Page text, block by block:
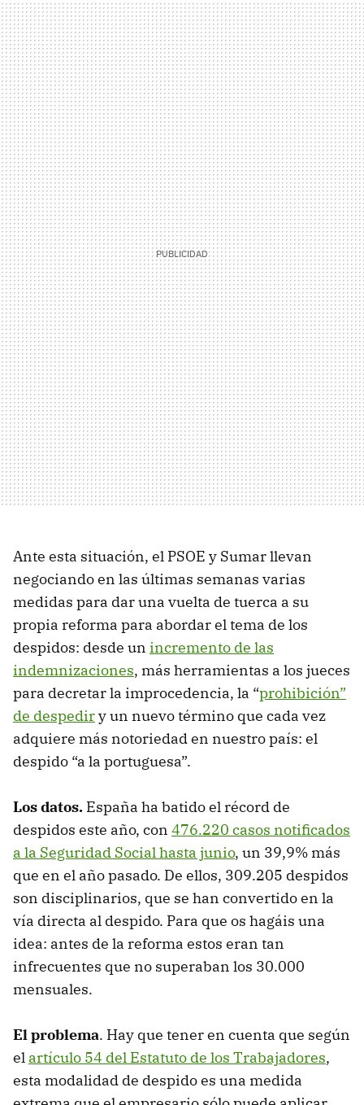
Ante esta situación, el PSOE y Sumar llevan
negociando en las últimas semanas varias
medidas para dar una vuelta de tuerca a su
propia reforma para abordar el tema de los
despidos: desde un incremento de las
indemnizaciones, más herramientas a los jueces
para decretar la improcedencia, la “prohibición”
de despediry un nuevo término que cada vez
adquiere más notoriedad en nuestro país: el
despido “a la portuguesa”.
Los datos. España ha batido el récord de
despidos este año, con 476.220 casos notificados
a la Seguridad Social hasta junio, un 39,9% más
que en el año pasado. De ellos, 309.205 despidos
son disciplinarios, que se han convertido en la
vía directa al despido. Para que os hagáis una
idea: antes de la reforma estos eran tan
infrecuentes que no superaban los 30.000
mensuales.
El problema. Hay que tener en cuenta que según
el artículo 54 del Estatuto de los Trabajadores,
esta modalidad de despido es una medida